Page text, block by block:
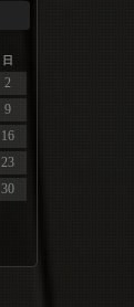
日
2
9
16
23
30